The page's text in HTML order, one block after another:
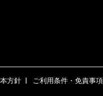
方針
ご利用条件・免責事項